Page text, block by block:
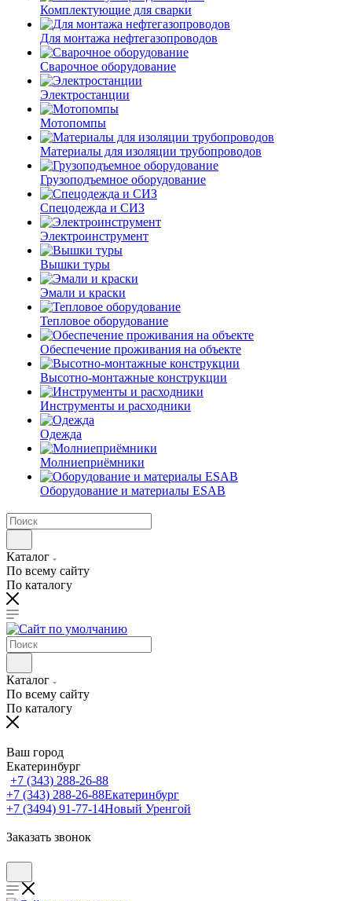
Комплектующие для сварки
Для монтажа нефтегазопроводов
Сварочное оборудование
Электростанции
Мотопомпы
Материалы для изоляции трубопроводов
Грузоподъемное оборудование
Спецодежда и СИЗ
Электроинструмент
Вышки туры
Эмали и краски
Тепловое оборудование
Обеспечение проживания на объекте
Высотно-монтажные конструкции
Инструменты и расходники
Одежда
Молниеприёмники
Оборудование и материалы ESAB
Каталог
По всему сайту
По каталогу
Каталог
По всему сайту
По каталогу
Ваш город
Екатеринбург
+7 (343) 288-26-88
+7 (343) 288-26-88Екатеринбург
+7 (3494) 91-77-14Новый Уренгой
Заказать звонок